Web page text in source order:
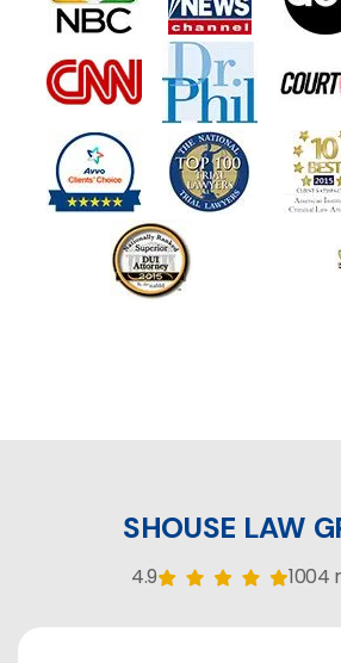
SHOUSE LAW
4.9 1004